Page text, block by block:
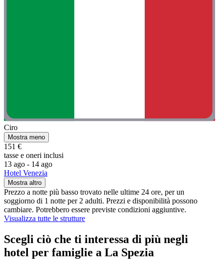
Ciro
Mostra meno
151 €
tasse e oneri inclusi
13 ago - 14 ago
Hotel Venezia
Mostra altro
Prezzo a notte più basso trovato nelle ultime 24 ore, per un
soggiorno di 1 notte per 2 adulti. Prezzi e disponibilità possono
cambiare. Potrebbero essere previste condizioni aggiuntive.
Visualizza tutte le strutture
Scegli ciò che ti interessa di più negli
hotel per famiglie a La Spezia